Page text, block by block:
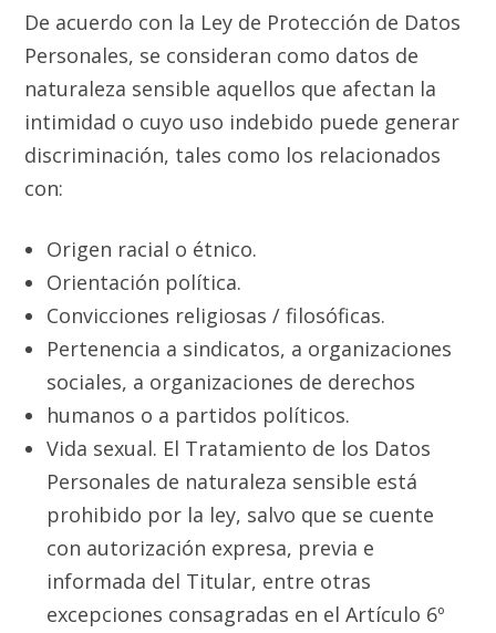
De acuerdo con la Ley de Protección de Datos
Personales, se consideran como datos de
naturaleza sensible aquellos que afectan la
intimidad o cuyo uso indebido puede generar
discriminación, tales como los relacionados
con:
Origen racial o étnico.
Orientación política.
Convicciones religiosas / filosóficas.
Pertenencia a sindicatos, a organizaciones
sociales, a organizaciones de derechos
humanos o a partidos políticos.
Vida sexual. El Tratamiento de los Datos
Personales de naturaleza sensible está
prohibido por la ley, salvo que se cuente
con autorización expresa, previa e
informada del Titular, entre otras
excepciones consagradas en el Artículo 6º